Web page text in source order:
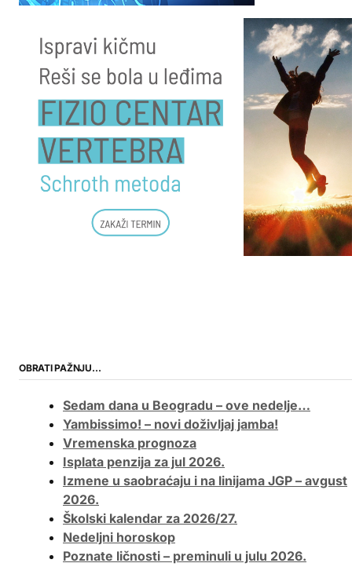
OBRATI PAŽNJU…
Sedam dana u Beogradu – ove nedelje…
Yambissimo! – novi doživljaj jamba!
Vremenska prognoza
Isplata penzija za jul 2026.
Izmene u saobraćaju i na linijama JGP – avgust
2026.
Školski kalendar za 2026/27.
Nedeljni horoskop
Poznate ličnosti – preminuli u julu 2026.